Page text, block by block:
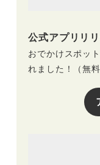
公式アプリリ
おでかけスポッ
れました！（無料